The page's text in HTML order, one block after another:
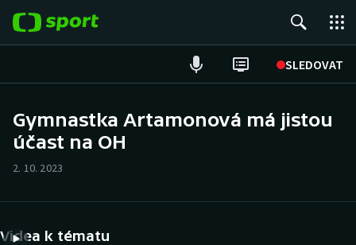
SLEDOVAT
Hokej
Gymnastka Artamonová má jistou
účast na OH
2. 10. 2023
Videa k tématu